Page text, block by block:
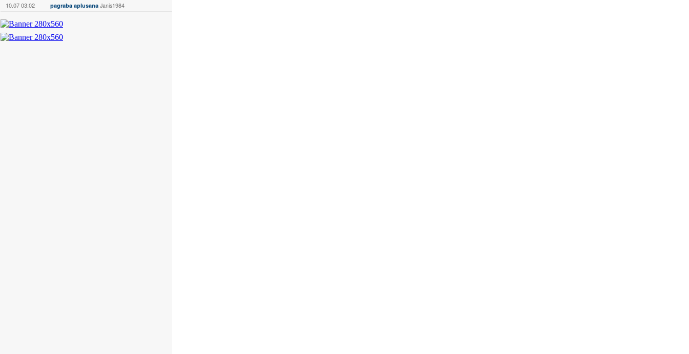
10.07 03:02 pagraba aplusana Janis1984